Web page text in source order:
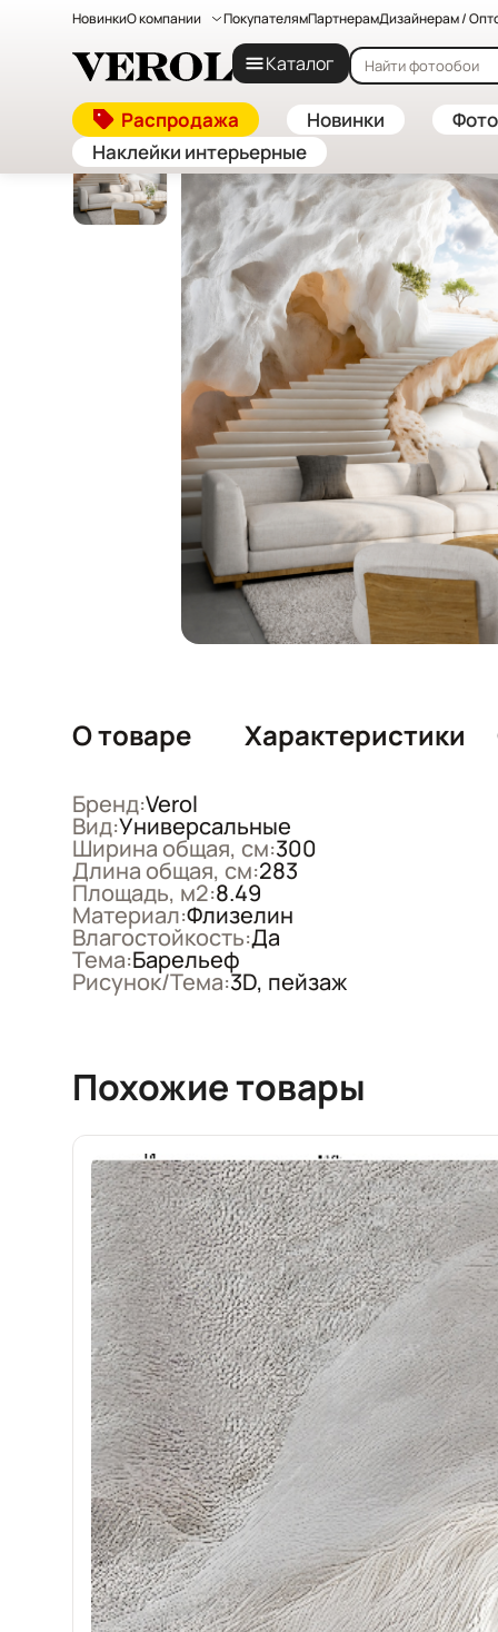
НовинкиО компании ПокупателямПартнерамДизайнерам /
Каталог
Распродажа Новинки
Наклейки интерьерные
Главная—Каталог—Флизелиновые фотообои на заказ —
О товаре Характеристики
Бренд:Verol
Вид:Универсальные
Ширина общая, см:300
Длина общая, см:283
Площадь, м2:8.49
Материал:Флизелин
Влагостойкость:Да
Тема:Барельеф
Рисунок/Тема:3D, пейзаж
Похожие товары